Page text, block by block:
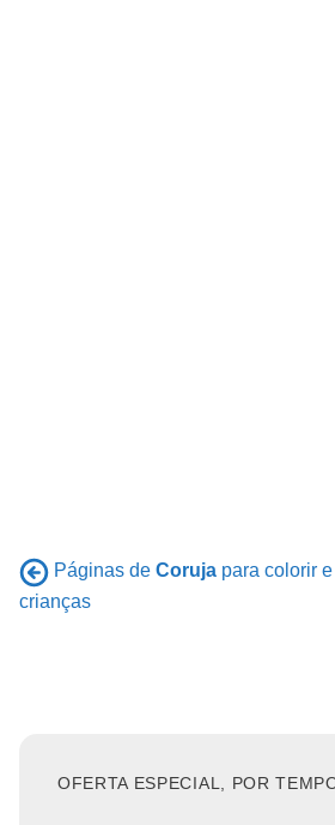
Páginas de Coruja para colorir
crianças
OFERTA ESPECIAL, POR